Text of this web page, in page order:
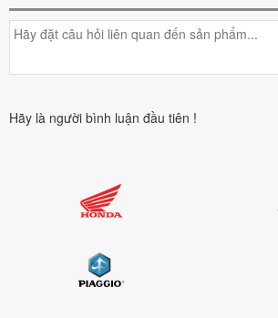
Hãy là người bình luận đầu tiên !